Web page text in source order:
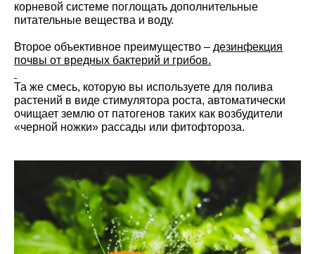
корневой системе поглощать дополнительные
питательные вещества и воду.
Второе объективное преимущество – дезинфекция
почвы от вредных бактерий и грибов.
Та же смесь, которую вы используете для полива
растений в виде стимулятора роста, автоматически
очищает землю от патогенов таких как возбудители
«черной ножки» рассады или фитофтороза.